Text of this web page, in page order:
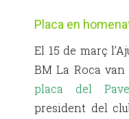
Placa en
El 15 de març
BM La Roca
placa del
president del